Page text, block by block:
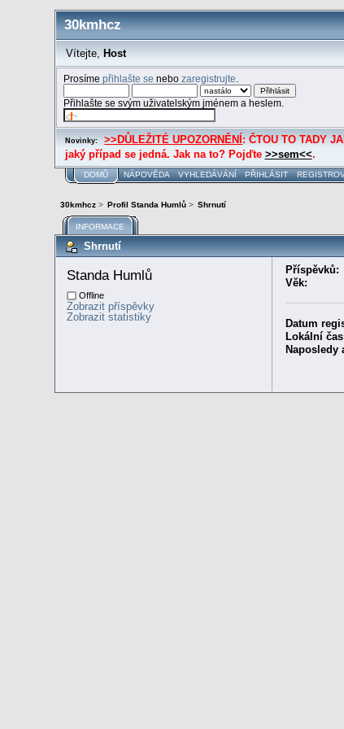
30kmhcz
Vítejte, Host
Prosímepřihlašte se nebozaregistrujte
Přihlašte se svým uživatelským jménem a heslem.
Novinky: >>DŮLEŽITÉ UPOZORNĚNÍ : ČTOU TO TADY
jaký případ se jedná. Jak na to? Pojďte >>sem<<.
DOMŮ NÁPOVĚDA VYHLEDÁVÁNÍ PŘIHLÁSIT
30kmhcz> Profil Standa Humlů> Shrnutí
INFORMACE
Shrnutí
Standa Humlů
Offline
Zobrazit příspěvky
Zobrazit statistiky
Příspěvků:
Věk:
Datum
Lokální
Naposledy